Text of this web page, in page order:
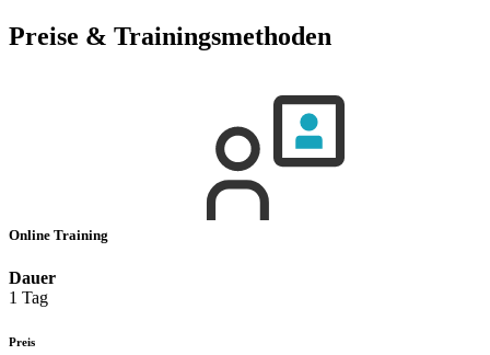
Preise & Trainingsmethoden
Online Training
Dauer
1 Tag
Preis